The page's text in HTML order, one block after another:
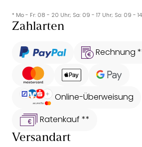
* Mo - Fr: 08 - 20 Uhr; Sa: 09 - 17 Uhr; So: 09 -
Zahlarten
Rechnung
Online-Überweisung
Ratenkauf **
Versandart